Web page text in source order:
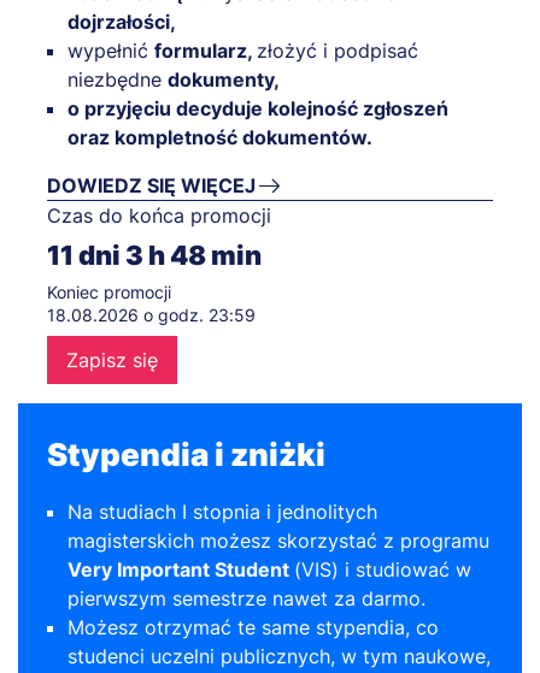
dojrzałości,
wypełnić formularz, złożyć i podpisać
niezbędne dokumenty,
o przyjęciu decyduje kolejność zgłoszeń
oraz kompletność dokumentów.
DOWIEDZ SIĘ WIĘCEJ
Czas do końca promocji
11 dni3 h48min
Koniec promocji
18.08.2026 o godz. 23:59
Zapisz się
Stypendia i zniżki
Na studiach I stopnia i jednolitych
magisterskich możesz skorzystać z programu
Very Important Student (VIS) i studiować w
pierwszym semestrze nawet za darmo.
Możesz otrzymać te same stypendia, co
studenci uczelni publicznych, w tym naukowe,